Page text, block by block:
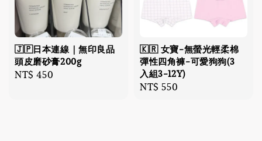
🇯🇵日本連線｜無印良品
頭皮磨砂膏200g
Regular
NT$ 450
🇰🇷 女寶-無螢光輕柔棉
彈性四角褲-可愛狗狗(3
入組3-12Y)
Regular
NT$ 550